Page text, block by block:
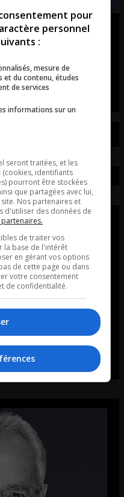
du 07-
07-08-2026
pour
personnel
:
mesure de
et du contenu, études
de services
informations sur un
seront traitées, et les
identifiants
pourront être stockées
que partagées avec lui,
Nos partenaires et
d'utiliser des données de
de traiter vos
la base de l'intérêt
en gérant vos options
de cette page ou dans
votre consentement
de confidentialité.